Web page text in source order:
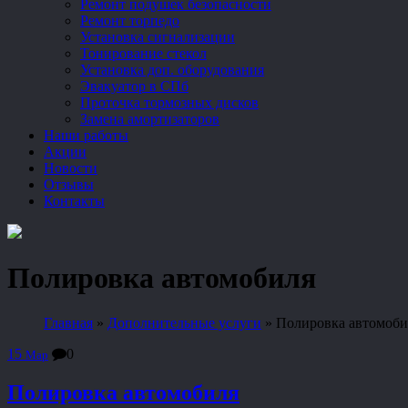
Ремонт подушек безопасности
Ремонт торпедо
Установка сигнализации
Тонирование стекол
Установка доп. оборудования
Эвакуатор в СПб
Проточка тормозных дисков
Замена амортизаторов
Наши работы
Акции
Новости
Отзывы
Контакты
Полировка автомобиля
Главная » Дополнительные услуги » Полировка
15 Мар 0
Полировка автомобиля